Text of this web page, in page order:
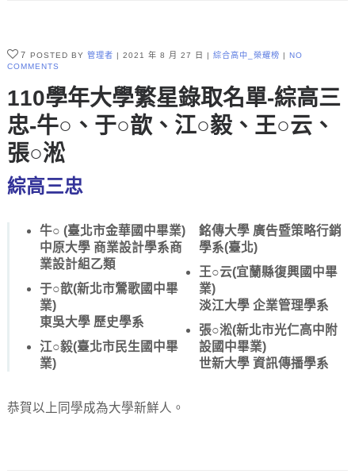
7 POSTED BY 管理者 2021 年 8 月 27 日 綜合高中_榮耀榜
NO
COMMENTS
110學年大學繁星錄取名單-綜高三
忠-牛○、于○歆、江○毅、王○云、
張○淞
綜高三忠
牛○ (臺北市金華國中畢業)
中原大學 商業設計學系商
業設計組乙類
于○歆(新北市鶯歌國中畢
業)
東吳大學 歷史學系
江○毅(臺北市民生國中畢
業)
銘傳大學 廣告暨策略行銷
學系(臺北)
王○云(宜蘭縣復興國中畢
業)
淡江大學 企業管理學系
張○淞(新北市光仁高中附
設國中畢業)
世新大學 資訊傳播學系
恭賀以上同學成為大學新鮮人。